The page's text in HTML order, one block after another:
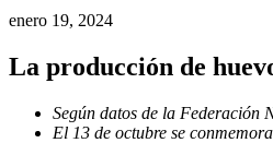
enero 19, 2024
La producción de
Según datos de la Federación
El 13 de octubre se